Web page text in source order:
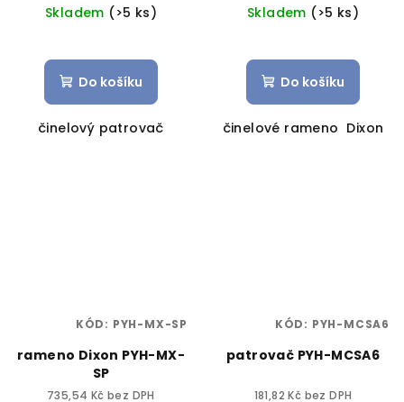
Skladem (>5 ks)
Do košíku
činelový patrovač
Skladem (>5 ks)
Do košíku
činelové rameno Dixon
rameno Dixon PYH-MX-
SP
735,54 Kč bez DPH
KÓD: PYH-MX-SP
patrovač PYH-MCSA6
181,82 Kč bez DPH
KÓD: PYH-MCSA6